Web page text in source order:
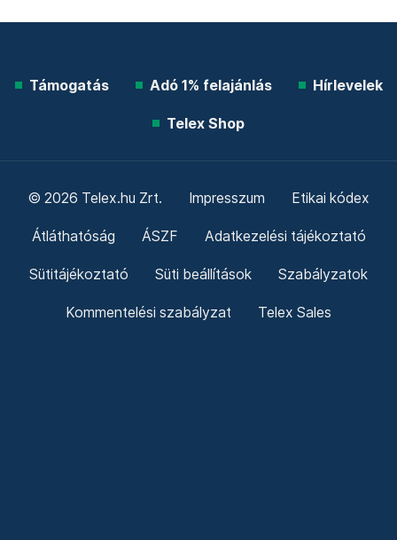
Támogatás Adó 1% felajánlás Hírlevelek
Telex Shop
© 2026 Telex.hu Zrt. Impresszum Etikai kódex
Átláthatóság ÁSZF Adatkezelési tájékoztató
Sütitájékoztató Süti beállítások Szabályzatok
Kommentelési szabályzat Telex Sales